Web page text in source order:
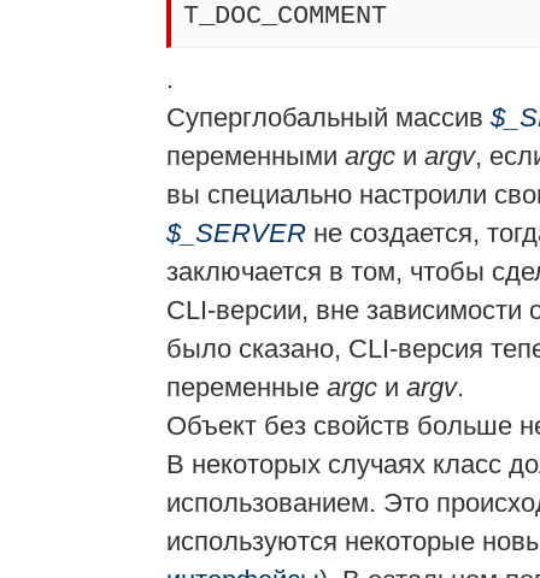
T_DOC_COMMENT
.
Суперглобальный массив
переменными argc и argv,
вы специально настроили
$_SERVER не создается,
заключается в том, чтобы
CLI-версии, вне зависимости
было сказано, CLI-версия
переменные argc и argv.
Объект без свойств больше
В некоторых случаях класс
использованием. Это
используются некоторые